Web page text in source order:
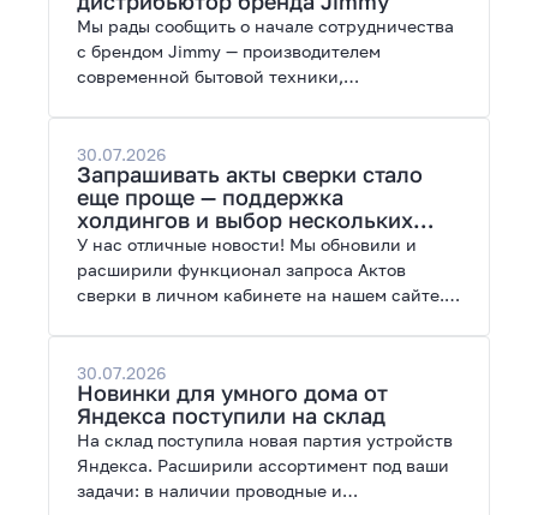
Мы рады сообщить о начале сотрудничества
с брендом Jimmy — производителем
современной бытовой техники,
30.07.2026
Запрашивать акты сверки стало
еще проще — поддержка
холдингов и выбор нескольких
периодов
У нас отличные новости! Мы обновили и
расширили функционал запроса Актов
сверки в личном кабинете на нашем сайте.
30.07.2026
Новинки для умного дома от
Яндекса поступили на склад
На склад поступила новая партия устройств
Яндекса. Расширили ассортимент под ваши
задачи: в наличии проводные и